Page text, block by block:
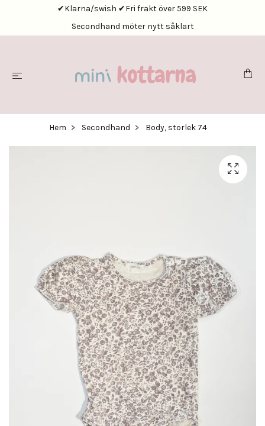
✔Klarna/swish ✔Fri frakt över 599 SEK
Secondhand möter nytt såklart
Hem Secondhand Body, storlek 74